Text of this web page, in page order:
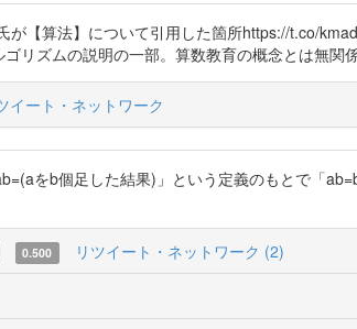
【算法】について引用した箇所https://t.co/
リズムの説明の一部。算数教育の概念とは無関
イート・ネットワーク
をb個足した結果)」という定義のもとで「
0.500 リツイート・ネットワーク (2)